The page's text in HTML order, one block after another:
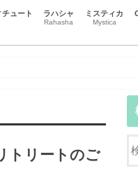
ュート
ネス
・アルヴィナ
ー ）
）
）
ラハシャ
Rahasha
意識の地図
直観カウンセリング
ハートからのカウンセリ
ミスティカ
Mystica
トリートのご